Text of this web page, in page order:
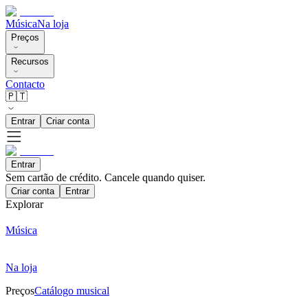
MúsicaNa loja
Preços
Recursos
Contacto
🇵🇹
Entrar Criar conta
Entrar
Sem cartão de crédito. Cancele quando quiser.
Criar conta Entrar
Explorar
Música
Na loja
PreçosCatálogo musical